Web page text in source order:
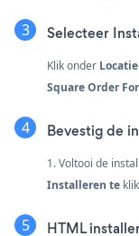
Selecteer
Klik onder
Square Order
Bevestig de
1. Voltooi de
Installeren te
HTML